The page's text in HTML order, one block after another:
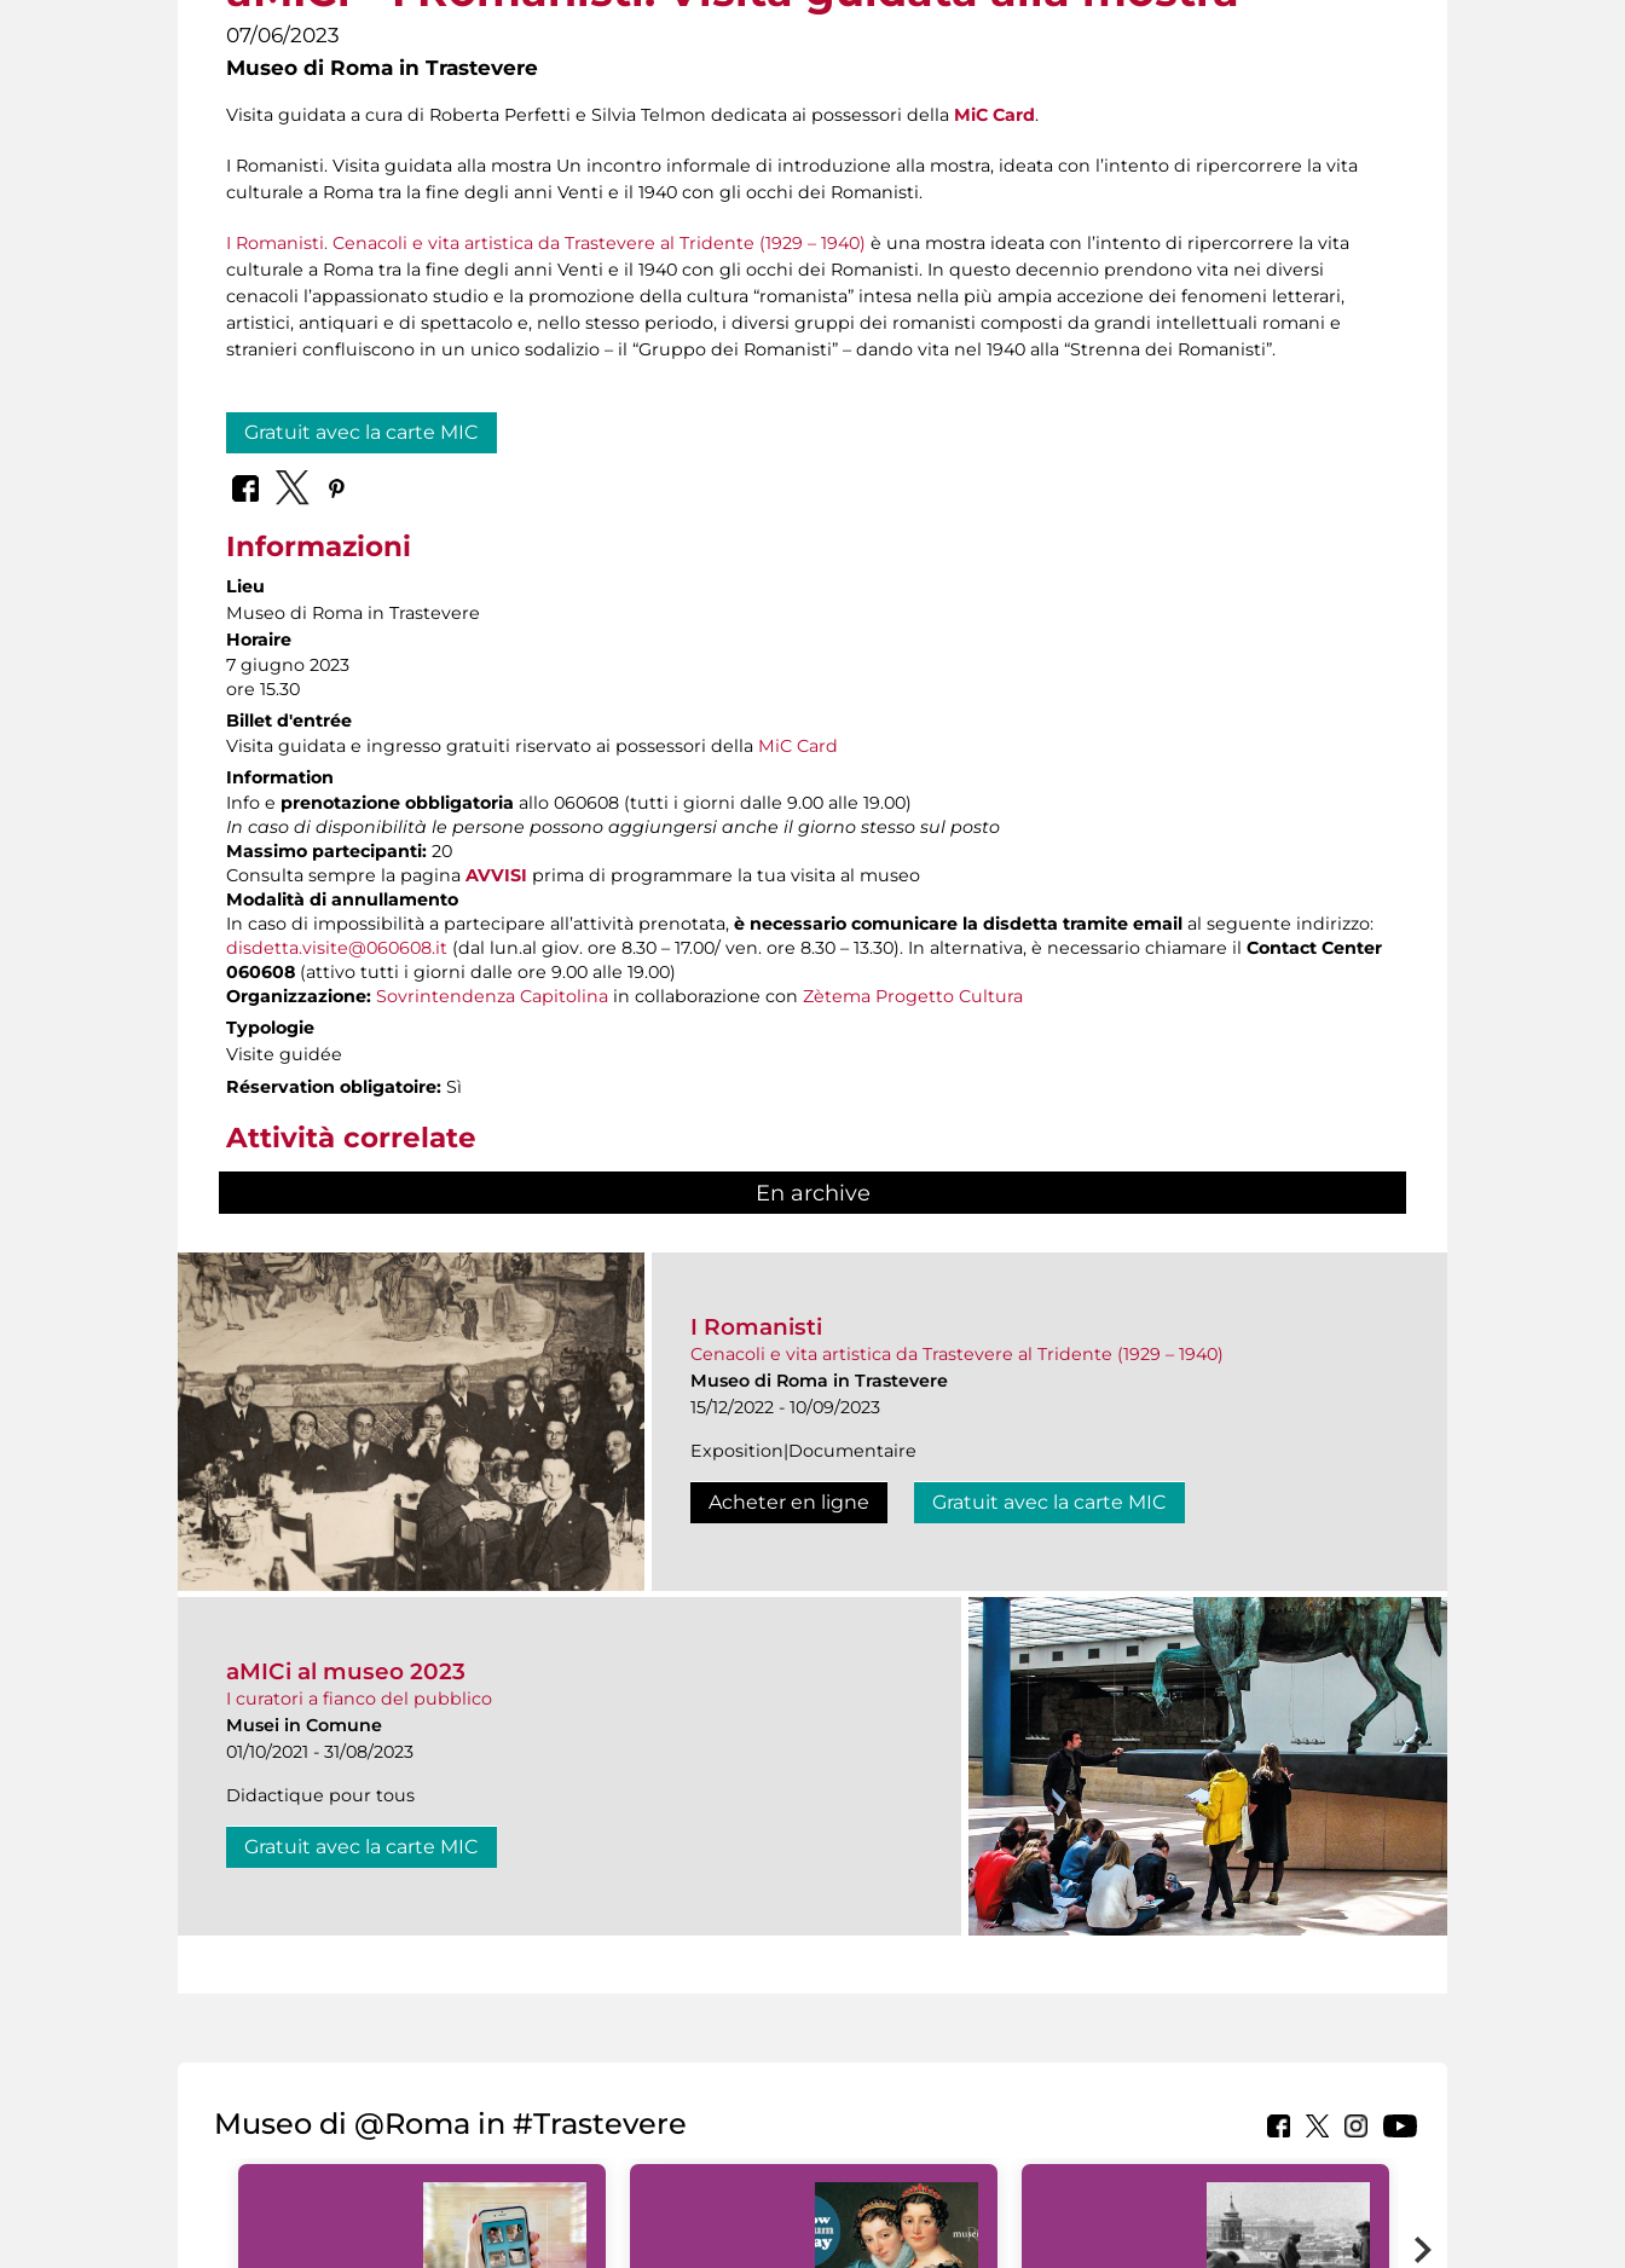
07/06/2023
Museo di Roma in Trastevere
Visita guidata a cura di Roberta Perfetti e Silvia Telmon dedicata ai possessori della MiC Card.
I Romanisti. Visita guidata alla mostra Un incontro informale di introduzione alla mostra, ideata con l’intento di ripercorrere la vita
culturale a Roma tra la fine degli anni Venti e il 1940 con gli occhi dei Romanisti.
I Romanisti. Cenacoli e vita artistica da Trastevere al Tridente (1929 – 1940) è una mostra ideata con l’intento di ripercorrere la vita
culturale a Roma tra la fine degli anni Venti e il 1940 con gli occhi dei Romanisti. In questo decennio prendono vita nei diversi
cenacoli l’appassionato studio e la promozione della cultura “romanista” intesa nella più ampia accezione dei fenomeni letterari,
artistici, antiquari e di spettacolo e, nello stesso periodo, i diversi gruppi dei romanisti composti da grandi intellettuali romani e
stranieri confluiscono in un unico sodalizio – il “Gruppo dei Romanisti” – dando vita nel 1940 alla “Strenna dei Romanisti”.
Gratuit avec la carte MIC
Informazioni
Lieu
Museo di Roma in Trastevere
Horaire
7 giugno 2023
ore 15.30
Billet d'entrée
Visita guidata e ingresso gratuiti riservato ai possessori della MiC Card
Information
Info e prenotazione obbligatoria allo 060608 (tutti i giorni dalle 9.00 alle 19.00)
In caso di disponibilità le persone possono aggiungersi anche il giorno stesso sul posto
Massimo partecipanti: 20
Consulta sempre la pagina AVVISI prima di programmare la tua visita al museo
Modalità di annullamento
In caso di impossibilità a partecipare all’attività prenotata, è necessario comunicare la disdetta tramite email al seguente indirizzo:
disdetta.visite@060608.it (dal lun.al giov. ore 8.30 – 17.00/ ven. ore 8.30 – 13.30). In alternativa, è necessario chiamare il Contact Center
060608 (attivo tutti i giorni dalle ore 9.00 alle 19.00)
Organizzazione: Sovrintendenza Capitolina in collaborazione con Zètema Progetto Cultura
Typologie
Visite guidée
Réservation obligatoire: Sì
Attività correlate
En archive
I Romanisti
Cenacoli e vita artistica da Trastevere al Tridente (1929 – 1940)
Museo di Roma in Trastevere
15/12/2022 - 10/09/2023
Exposition|Documentaire
Acheter en ligne Gratuit avec la carte MIC
aMICi al museo 2023
I curatori a fianco del pubblico
Musei in Comune
01/10/2021 - 31/08/2023
Didactique pour tous
Gratuit avec la carte MIC
Museo di @Roma in #Trastevere